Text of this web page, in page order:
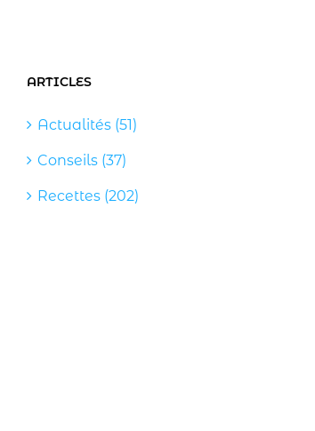
ARTICLES
Actualités (51)
Conseils (37)
Recettes (202)